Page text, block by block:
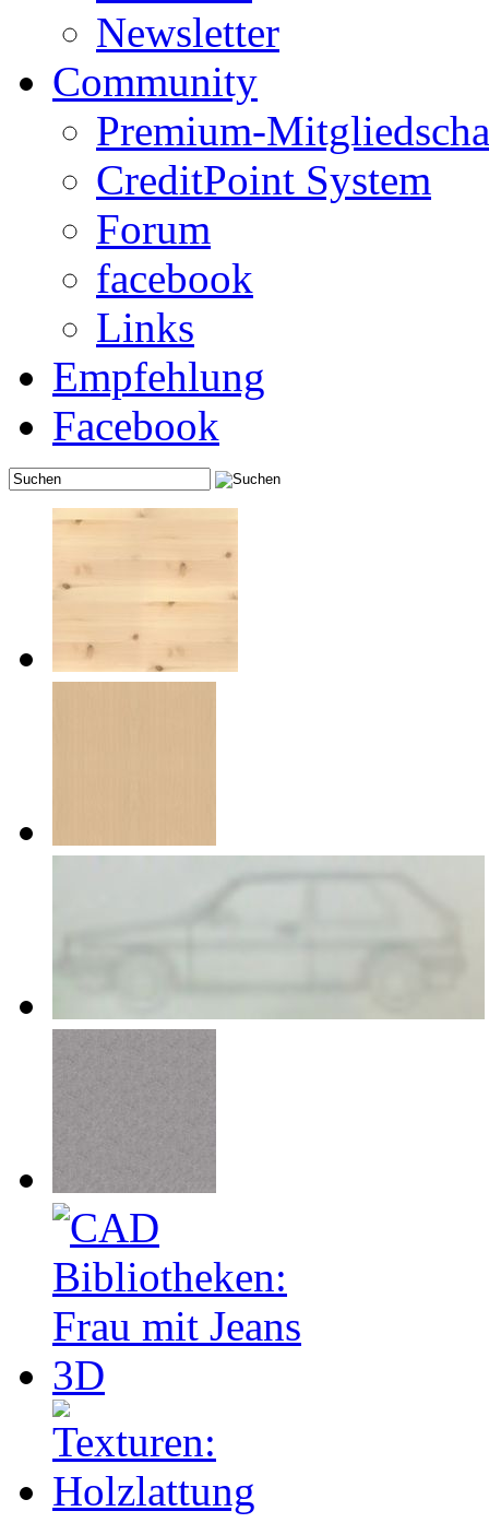
Newsletter
Community
Premium-
CreditPoint System
Forum
facebook
Links
Empfehlung
Facebook